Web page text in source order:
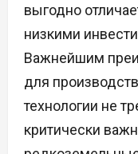
выгодно
низкими
Важнейшим
для
технологии не
критически